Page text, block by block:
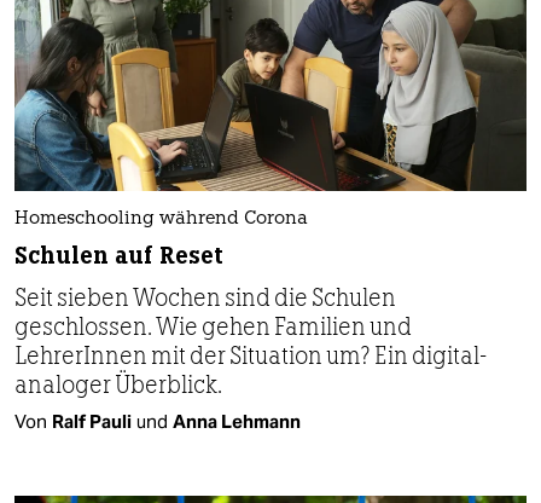
Homeschooling während Corona
Schulen auf Reset
Seit sieben Wochen sind die Schulen
geschlossen. Wie gehen Familien und
LehrerInnen mit der Situation um? Ein digital-
analoger Überblick.
Von Ralf Pauli und Anna Lehmann